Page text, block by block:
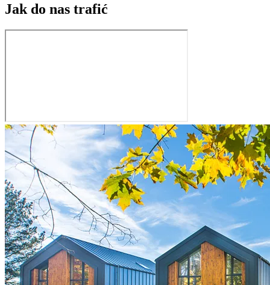
Jak do nas trafić